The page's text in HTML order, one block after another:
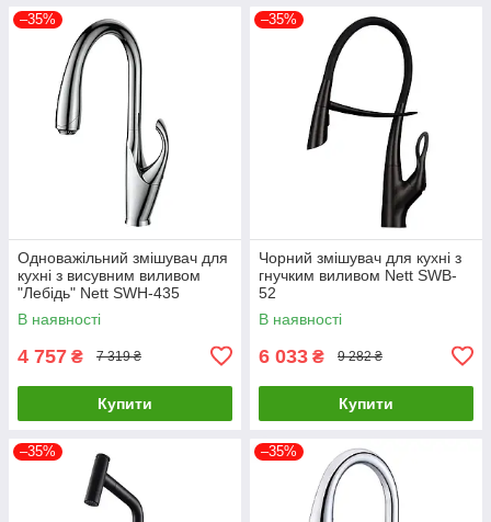
–35%
Одноважільний змішувач для
кухні з висувним виливом
"Лебідь" Nett SWH-435
В наявності
4 757 ₴ 7 319 ₴
Купити
–35%
Чорний змішувач для кухні з
гнучким виливом Nett SWB-
52
В наявності
6 033 ₴ 9 282 ₴
Купити
–35% –35%